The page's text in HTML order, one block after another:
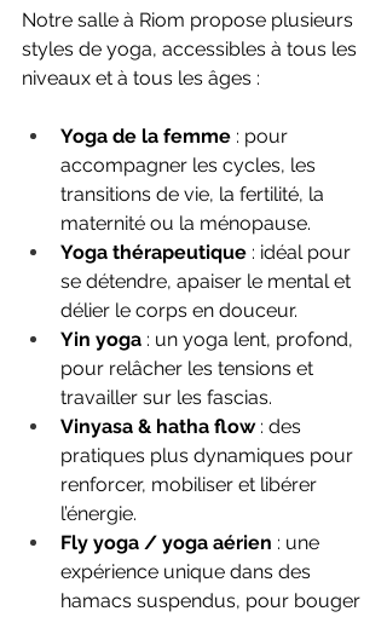
Notre salle à Riom propose plusieurs
styles de yoga, accessibles à tous les
niveaux et à tous les âges :
Yoga de la femme : pour
accompagner les cycles, les
transitions de vie, la fertilité, la
maternité ou la ménopause.
Yoga thérapeutique : idéal pour
se détendre, apaiser le mental et
délier le corps en douceur.
Yin yoga : un yoga lent, profond,
pour relâcher les tensions et
travailler sur les fascias.
Vinyasa & hatha flow : des
pratiques plus dynamiques pour
renforcer, mobiliser et libérer
l’énergie.
Fly yoga / yoga aérien : une
expérience unique dans des
hamacs suspendus, pour bouger